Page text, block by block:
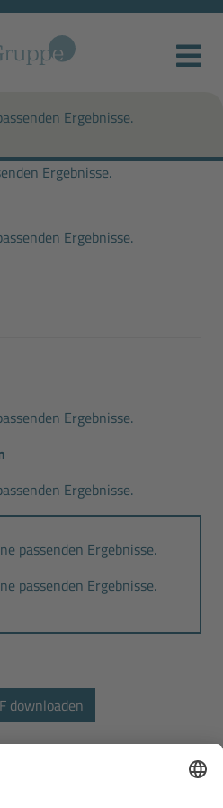
Ergebnisse.
Ergebnisse.
Ergebnisse.
Ergebnisse.
Ergebnisse.
passenden Ergebnisse.
passenden Ergebnisse.